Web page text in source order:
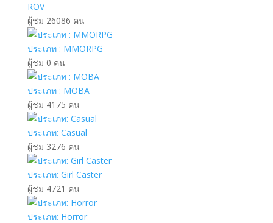
ROV
ผู้ชม 26086 คน
ประเภท : MMORPG
ผู้ชม 0 คน
ประเภท : MOBA
ผู้ชม 4175 คน
ประเภท: Casual
ผู้ชม 3276 คน
ประเภท: Girl Caster
ผู้ชม 4721 คน
ประเภท: Horror